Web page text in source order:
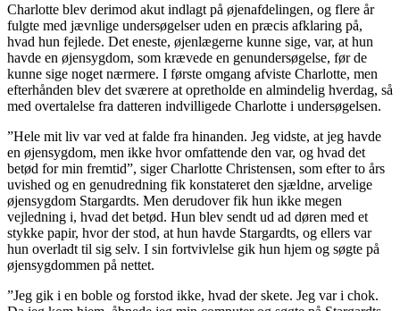
Charlotte blev derimod akut indlagt på øjenafdelingen, og flere år
fulgte med jævnlige undersøgelser uden en præcis afklaring på,
hvad hun fejlede. Det eneste, øjenlægerne kunne sige, var, at hun
havde en øjensygdom, som krævede en genundersøgelse, før de
kunne sige noget nærmere. I første omgang afviste Charlotte, men
efterhånden blev det sværere at opretholde en almindelig hverdag, så
med overtalelse fra datteren indvilligede Charlotte i undersøgelsen.
”Hele mit liv var ved at falde fra hinanden. Jeg vidste, at jeg havde
en øjensygdom, men ikke hvor omfattende den var, og hvad det
betød for min fremtid”, siger Charlotte Christensen, som efter to års
uvished og en genudredning fik konstateret den sjældne, arvelige
øjensygdom Stargardts. Men derudover fik hun ikke megen
vejledning i, hvad det betød. Hun blev sendt ud ad døren med et
stykke papir, hvor der stod, at hun havde Stargardts, og ellers var
hun overladt til sig selv. I sin fortvivlelse gik hun hjem og søgte på
øjensygdommen på nettet.
”Jeg gik i en boble og forstod ikke, hvad der skete. Jeg var i chok.